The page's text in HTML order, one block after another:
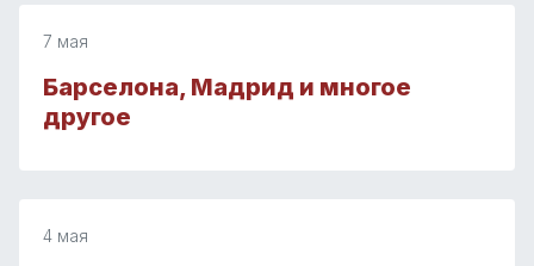
7 мая
Барселона, Мадрид и многое
другое
4 мая